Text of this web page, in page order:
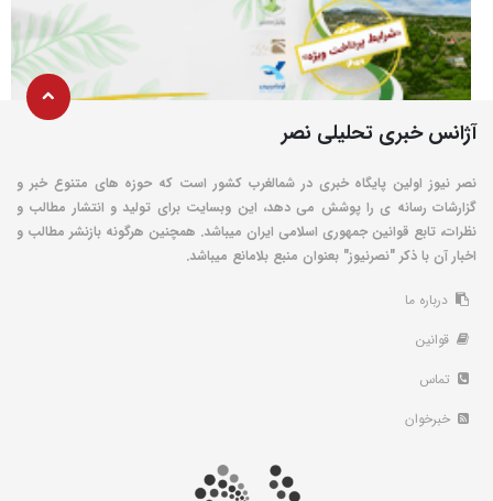
آژانس خبری تحلیلی نصر
نصر نیوز اولین پایگاه خبری در شمالغرب کشور است که حوزه های متنوع خبر و
گزارشات رسانه ی را پوشش می دهد، این وبسایت برای تولید و انتشار مطالب و
نظرات، تابع قوانین جمهوری اسلامی ایران میباشد. همچنین هرگونه بازنشر مطالب و
اخبار آن با ذکر "نصرنیوز" بعنوان منبع بلامانع میباشد.
درباره ما
قوانین
تماس
خبرخوان